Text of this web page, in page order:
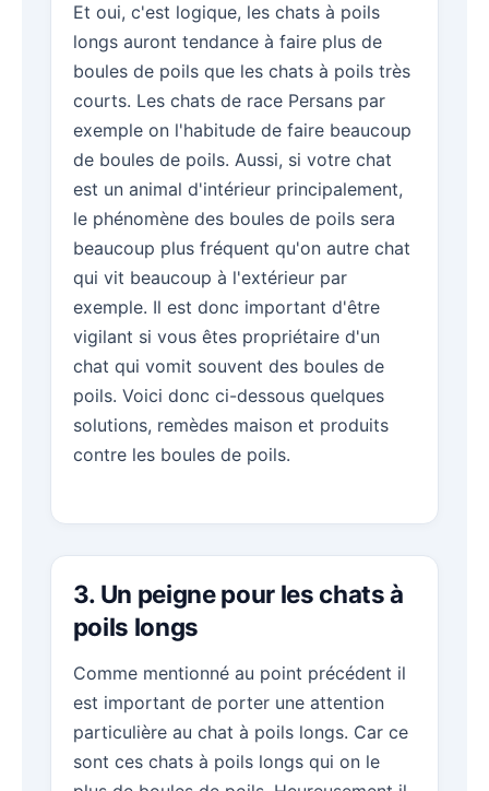
Et oui, c'est logique, les chats à poils
longs auront tendance à faire plus de
boules de poils que les chats à poils très
courts. Les chats de race Persans par
exemple on l'habitude de faire beaucoup
de boules de poils. Aussi, si votre chat
est un animal d'intérieur principalement,
le phénomène des boules de poils sera
beaucoup plus fréquent qu'on autre chat
qui vit beaucoup à l'extérieur par
exemple. Il est donc important d'être
vigilant si vous êtes propriétaire d'un
chat qui vomit souvent des boules de
poils. Voici donc ci-dessous quelques
solutions, remèdes maison et produits
contre les boules de poils.
3. Un peigne pour les chats à
poils longs
Comme mentionné au point précédent il
est important de porter une attention
particulière au chat à poils longs. Car ce
sont ces chats à poils longs qui on le